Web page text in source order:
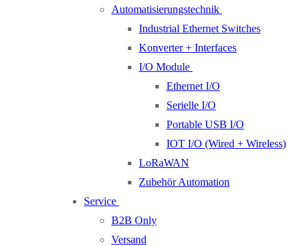
Automatisierungstechnik
Industrial Ethernet Switches
Konverter + Interfaces
I/O Module
Ethernet I/O
Serielle I/O
Portable USB I/O
IOT I/O (Wired + Wireless)
LoRaWAN
Zubehör Automation
Service
B2B Only
Versand